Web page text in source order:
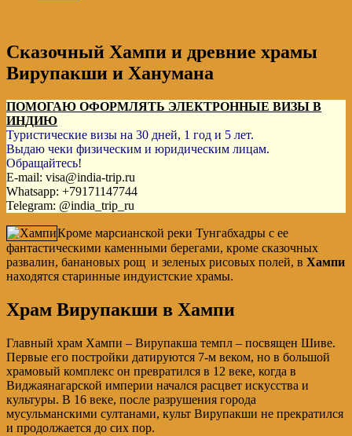
Сказочный Хампи и древние храмы
Вирупакши и Ханумана
ПОМОГАЮ ОФОРМЛЯТЬ ЭЛЕКТРОННЫЕ ВИЗЫ В
ИНДИЮ
Туристические визы на 30 дней, 1 год и 5 лет.
Выдаю чеки физическим и юридическим лицам.
Обращайтесь!
E-mail: visa@india-trip.ru
Whatsapp: +79171147744
Telegram: @india_trip_ru
Кроме марсианской реки Тунгабхадры с ее
фантастическими каменными берегами, кроме сказочных
развалин, банановых рощ и зеленых рисовых полей, в Хампи
находятся старинные индуистские храмы.
Храм Вирупакши в Хампи
Главный храм Хампи – Вирупакша темпл – посвящен Шиве.
Первые его постройки датируются 7-м веком, но в большой
храмовый комплекс он превратился в 12 веке, когда в
Виджаянагарской империи начался расцвет искусства и
культуры. В 16 веке, после разрушения города
мусульманскими султанами, культ Вирупакши не прекратился
и продолжается до сих пор.